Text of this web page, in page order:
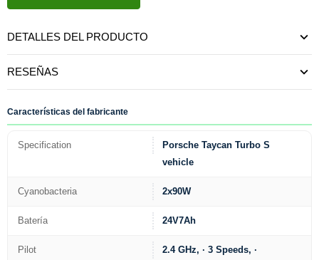
DETALLES DEL PRODUCTO
RESEÑAS
Características del fabricante
Specification
Porsche Taycan Turbo S
vehicle
Cyanobacteria 2x90W
Batería 24V7Ah
Pilot
2.4 GHz, · 3 Speeds, ·